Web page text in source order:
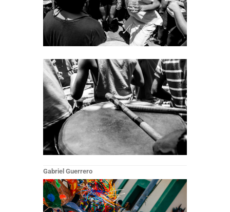
Gabriel Guerrero